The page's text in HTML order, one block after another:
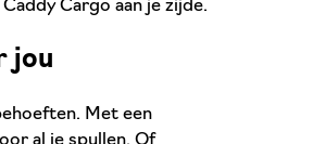
Cargo aan je zijde.
jou
Met een